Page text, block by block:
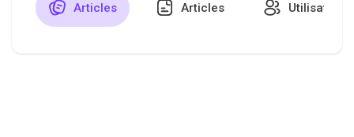
Articles Articles Utilisateurs